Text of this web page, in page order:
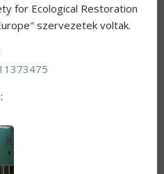
for Ecological Restoration
szervezetek voltak.